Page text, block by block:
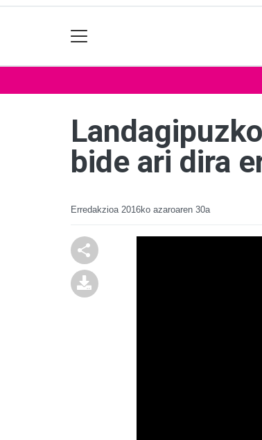
bide ari dira
Erredakzioa 2016ko azaroaren 30a